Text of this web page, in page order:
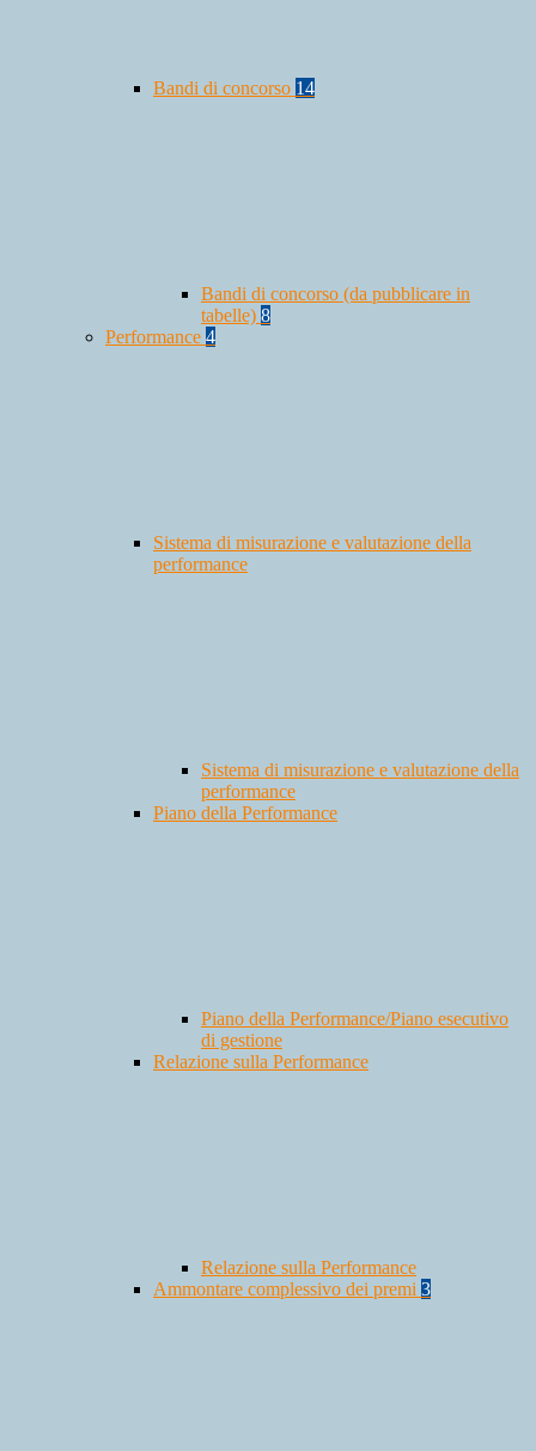
Bandi di concorso 14
Bandi di concorso (da pubblicare in
tabelle) 8
Performance 4
Sistema di misurazione e valutazione della
performance
Sistema di misurazione e valutazione della
performance
Piano della Performance
Piano della Performance/Piano esecutivo
di gestione
Relazione sulla Performance
Relazione sulla Performance
Ammontare complessivo dei premi 3